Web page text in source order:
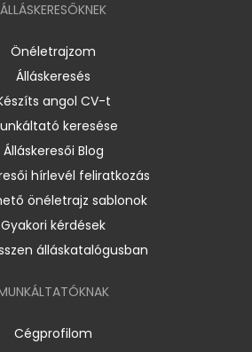
ÁLLÁSKERESŐKNEK
Önéletrajzom
Álláskeresés
angol CV-t
keresése
Álláskeresői Blog
hírlevél feliratkozás
önéletrajz sablonok
Gyakori kérdések
álláskatalógusban
Cégprofilom